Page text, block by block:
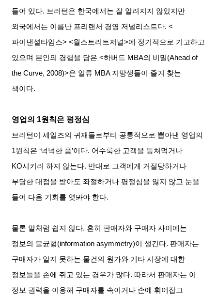
들어 있다. 브러턴은 한국에서는 잘 알려지지 않았지만
외국에서는 이름난 프리랜서 경영 저널리스트다. <
파이낸셜타임스> <월스트리트저널>에 정기적으로 기고하고
있으며 본인의 경험을 담은 <하버드 MBA의 비밀(Ahead of
the Curve, 2008)>은 일류 MBA 지망생들이 즐겨 찾는
책이다.
영업의 1원칙은 평정심
브러턴이 세일즈의 귀재들로부터 공통적으로 뽑아낸 영업의
1원칙은 ‘넉넉한 품’이다. 어수룩한 고객을 등쳐먹거나
KO시키려 하지 않는다. 반대로 고객에게 거절당하거나
부당한 대접을 받아도 좌절하거나 평정심을 잃지 않고 눈을
들어 다음 기회를 엿봐야 한다.
물론 말처럼 쉽지 않다. 흔히 판매자와 구매자 사이에는
정보의 불균형(information asymmetry)이 생긴다. 판매자는
구매자가 알지 못하는 물건의 원가와 기타 시장에 대한
정보들을 손에 쥐고 있는 경우가 많다. 따라서 판매자는 이
정보 권력을 이용해 구매자를 속이거나 손에 휘어잡고